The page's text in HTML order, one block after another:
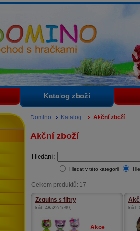
s hračkami
Katalog zboží
Domino Katalog Akční zboží
Akční zboží
Hledání:
Hledat v této kategorii
Celkem produktů: 17
Zequins s flitry
kód: 48a22c1e99,
Akce
kód: